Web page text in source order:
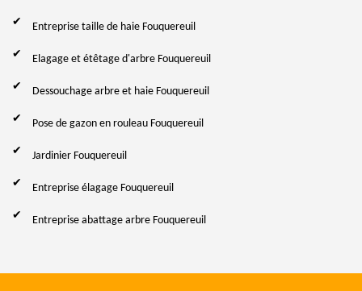
Entreprise taille de haie Fouquereuil
Elagage et étêtage d'arbre Fouquereuil
Dessouchage arbre et haie Fouquereuil
Pose de gazon en rouleau Fouquereuil
Jardinier Fouquereuil
Entreprise élagage Fouquereuil
Entreprise abattage arbre Fouquereuil